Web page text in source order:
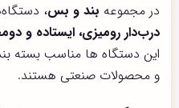
در مجموعه بند و بس،
درب‌دار رومیزی، ایستاده و
این دستگاه ها مناسب بسته
و محصولات صنعتی هستند.